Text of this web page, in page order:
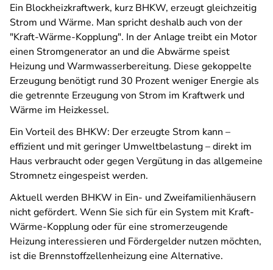
Ein Blockheizkraftwerk, kurz BHKW, erzeugt gleichzeitig
Strom und Wärme. Man spricht deshalb auch von der
"Kraft-Wärme-Kopplung". In der Anlage treibt ein Motor
einen Stromgenerator an und die Abwärme speist
Heizung und Warmwasserbereitung. Diese gekoppelte
Erzeugung benötigt rund 30 Prozent weniger Energie als
die getrennte Erzeugung von Strom im Kraftwerk und
Wärme im Heizkessel.
Ein Vorteil des BHKW: Der erzeugte Strom kann –
effizient und mit geringer Umweltbelastung – direkt im
Haus verbraucht oder gegen Vergütung in das allgemeine
Stromnetz eingespeist werden.
Aktuell werden BHKW in Ein- und Zweifamilienhäusern
nicht gefördert. Wenn Sie sich für ein System mit Kraft-
Wärme-Kopplung oder für eine stromerzeugende
Heizung interessieren und Fördergelder nutzen möchten,
ist die Brennstoffzellenheizung eine Alternative.